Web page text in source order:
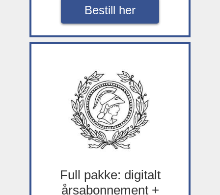
Bestill her
Full pakke: digitalt
årsabonnement +